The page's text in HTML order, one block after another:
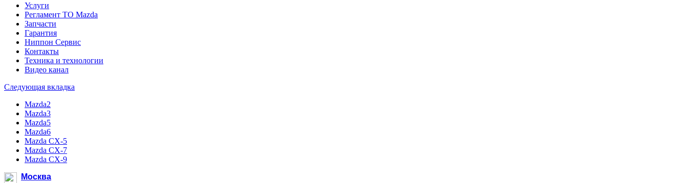
Услуги
Регламент ТО Mazda
Запчасти
Гарантия
Ниппон Сервис
Контакты
Техника и технологии
Видео канал
Следующая вкладка
Mazda2
Mazda3
Mazda5
Mazda6
Mazda CX-5
Mazda CX-7
Mazda CX-9
Москва